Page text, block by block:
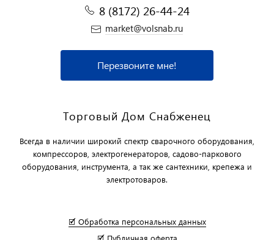
8 (8172) 26-44-24
market@volsnab.ru
Перезвоните мне!
Торговый Дом Снабженец
Всегда в наличии широкий спектр сварочного оборудования,
компрессоров, электрогенераторов, садово-паркового
оборудования, инструмента, а так же сантехники, крепежа и
электротоваров.
🗹 Обработка персональных данных
🗹 Публичная оферта